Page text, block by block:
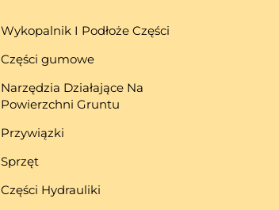
Wykopalnik I Podłoże Części
Części gumowe
Narzędzia Działające Na
Powierzchni Gruntu
Przywiązki
Sprzęt
Części Hydrauliki